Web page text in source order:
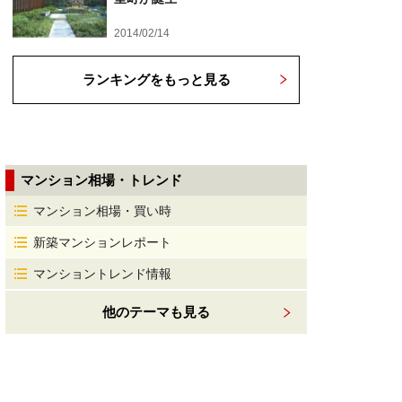
2014/02/14
ランキングをもっと見る
マンション相場・トレンド
マンション相場・買い時
新築マンションレポート
マンショントレンド情報
他のテーマも見る